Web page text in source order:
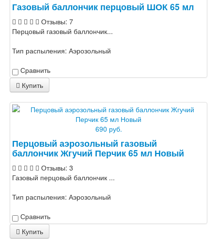
Газовый баллончик перцовый ШОК 65 мл
Отзывы: 7
Перцовый газовый баллончик...
Тип распыления: Аэрозольный
Сравнить
Купить
690 руб.
Перцовый аэрозольный газовый
баллончик Жгучий Перчик 65 мл Новый
Отзывы: 3
Газовый перцовый баллончик ...
Тип распыления: Аэрозольный
Сравнить
Купить